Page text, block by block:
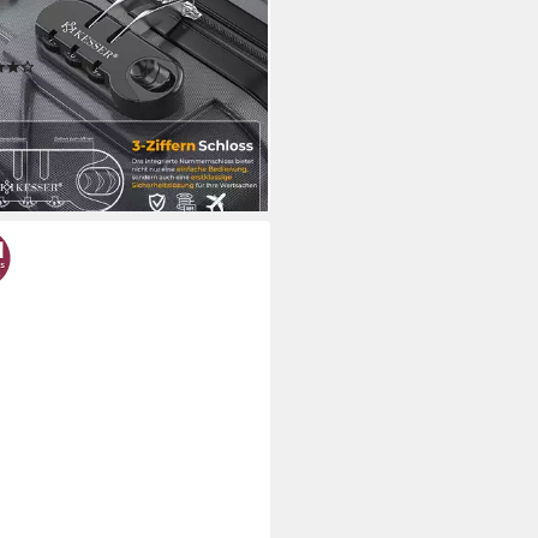
Kofferwaage &
(57)
€
- in 3-4 Werktagen bei dir